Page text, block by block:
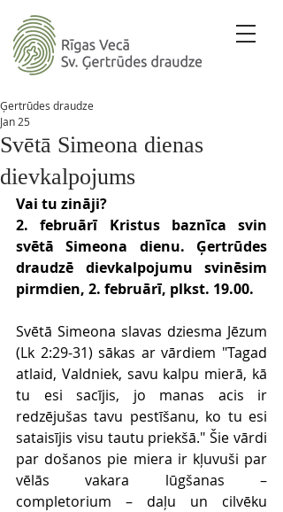
Svētā Simeona dienas
dievkalpojums
Ģertrūdes draudze
Jan 25
Vai tu zināji?
2. februārī Kristus baznīca svin
svētā Simeona dienu. Ģertrūdes
draudzē dievkalpojumu svinēsim
pirmdien, 2. februārī, plkst. 19.00.
Svētā Simeona slavas dziesma Jēzum
(Lk 2:29-31) sākas ar vārdiem "Tagad
atlaid, Valdniek, savu kalpu mierā, kā
tu esi sacījis, jo manas acis ir
redzējušas tavu pestīšanu, ko tu esi
sataisījis visu tautu priekšā." Šie vārdi
par došanos pie miera ir kļuvuši par
vēlās vakara lūgšanas –
completorium – daļu un cilvēku